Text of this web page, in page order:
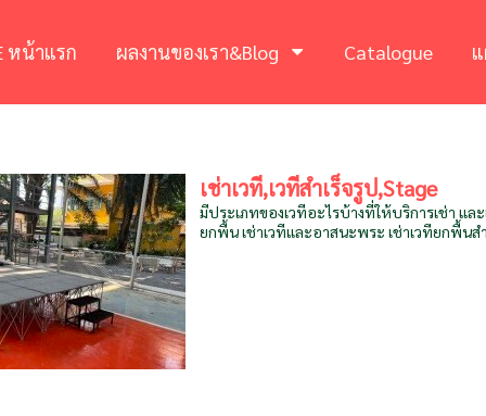
หน้าแรก ผลงานของเรา&Blog Catalogue
เช่าเวที,เวทีสำเร็จรูป,Stage
มีประเภทของเวทีอะไรบ้างที่ให้บริการเช่า แล
ยกพื้น เช่าเวทีและอาสนะพระ เช่าเวทียกพื้นส